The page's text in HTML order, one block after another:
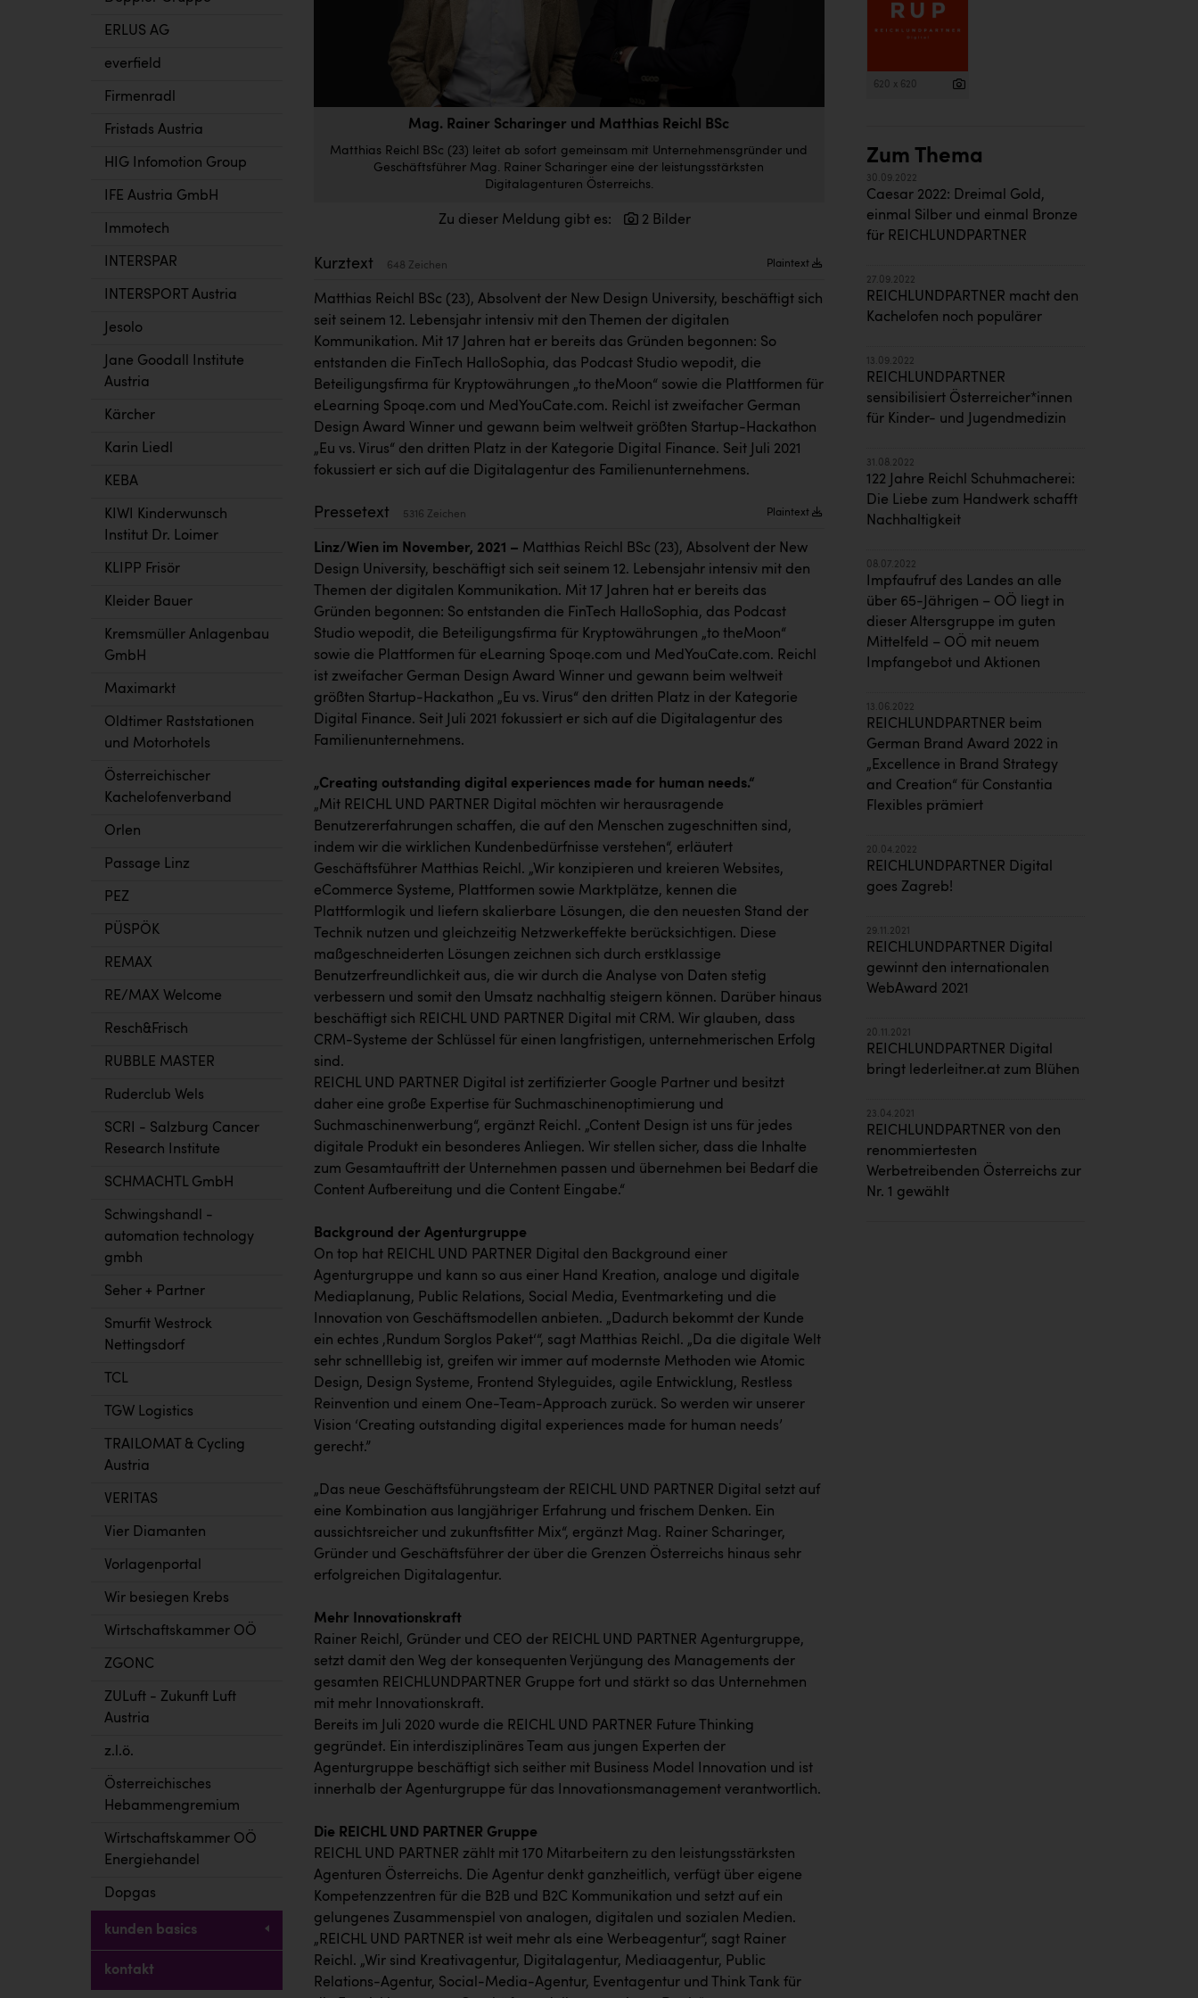
ERLUS AG
everfield
Firmenradl
Fristads Austria
HIG Infomotion Group
IFE Austria GmbH
Immotech
INTERSPAR
INTERSPORT Austria
Jesolo
Jane Goodall Institute
Austria
Kärcher
Karin Liedl
KEBA
KIWI Kinderwunsch
Institut Dr. Loimer
KLIPP Frisör
Kleider Bauer
Kremsmüller Anlagenbau
GmbH
Maximarkt
Oldtimer Raststationen
und Motorhotels
Österreichischer
Kachelofenverband
Orlen
Passage Linz
PEZ
PÜSPÖK
REMAX
RE/MAX Welcome
Resch&Frisch
RUBBLE MASTER
Ruderclub Wels
SCRI - Salzburg Cancer
Research Institute
SCHMACHTL GmbH
Schwingshandl -
automation technology
gmbh
Seher + Partner
Smurfit Westrock
Nettingsdorf
TCL
TGW Logistics
TRAILOMAT & Cycling
Austria
VERITAS
Vier Diamanten
Vorlagenportal
Wir besiegen Krebs
Wirtschaftskammer OÖ
ZGONC
ZULuft - Zukunft Luft
Austria
z.l.ö.
Österreichisches
Hebammengremium
Wirtschaftskammer OÖ
Energiehandel
Dopgas
kunden basics
kontakt
Mag. Rainer Scharinger und Matthias Reichl BSc
Matthias Reichl BSc (23) leitet ab sofort gemeinsam mit Unternehmensgründer und
Geschäftsführer Mag. Rainer Scharinger eine der leistungsstärksten
Digitalagenturen Österreichs.
Zu dieser Meldung gibt es: 2 Bilder
Kurztext 648 Zeichen Plaintext
Matthias Reichl BSc (23), Absolvent der New Design University, beschäftigt sich
seit seinem 12. Lebensjahr intensiv mit den Themen der digitalen
Kommunikation. Mit 17 Jahren hat er bereits das Gründen begonnen: So
entstanden die FinTech HalloSophia, das Podcast Studio wepodit, die
Beteiligungsfirma für Kryptowährungen „to theMoon“ sowie die Plattformen für
eLearning Spoqe.com und MedYouCate.com. Reichl ist zweifacher German
Design Award Winner und gewann beim weltweit größten Startup-Hackathon
„Eu vs. Virus“ den dritten Platz in der Kategorie Digital Finance. Seit Juli 2021
fokussiert er sich auf die Digitalagentur des Familienunternehmens.
Pressetext 5316 Zeichen Plaintext
Linz/Wien im November, 2021 – Matthias Reichl BSc (23), Absolvent der New
Design University, beschäftigt sich seit seinem 12. Lebensjahr intensiv mit den
Themen der digitalen Kommunikation. Mit 17 Jahren hat er bereits das
Gründen begonnen: So entstanden die FinTech HalloSophia, das Podcast
Studio wepodit, die Beteiligungsfirma für Kryptowährungen „to theMoon“
sowie die Plattformen für eLearning Spoqe.com und MedYouCate.com. Reichl
ist zweifacher German Design Award Winner und gewann beim weltweit
größten Startup-Hackathon „Eu vs. Virus“ den dritten Platz in der Kategorie
Digital Finance. Seit Juli 2021 fokussiert er sich auf die Digitalagentur des
Familienunternehmens.
„Creating outstanding digital experiences made for human needs.“
„Mit REICHL UND PARTNER Digital möchten wir herausragende
Benutzererfahrungen schaffen, die auf den Menschen zugeschnitten sind,
indem wir die wirklichen Kundenbedürfnisse verstehen“, erläutert
Geschäftsführer Matthias Reichl. „Wir konzipieren und kreieren Websites,
eCommerce Systeme, Plattformen sowie Marktplätze, kennen die
Plattformlogik und liefern skalierbare Lösungen, die den neuesten Stand der
Technik nutzen und gleichzeitig Netzwerkeffekte berücksichtigen. Diese
maßgeschneiderten Lösungen zeichnen sich durch erstklassige
Benutzerfreundlichkeit aus, die wir durch die Analyse von Daten stetig
verbessern und somit den Umsatz nachhaltig steigern können. Darüber hinaus
beschäftigt sich REICHL UND PARTNER Digital mit CRM. Wir glauben, dass
CRM-Systeme der Schlüssel für einen langfristigen, unternehmerischen Erfolg
sind.
REICHL UND PARTNER Digital ist zertifizierter Google Partner und besitzt
daher eine große Expertise für Suchmaschinenoptimierung und
Suchmaschinenwerbung“, ergänzt Reichl. „Content Design ist uns für jedes
digitale Produkt ein besonderes Anliegen. Wir stellen sicher, dass die Inhalte
zum Gesamtauftritt der Unternehmen passen und übernehmen bei Bedarf die
Content Aufbereitung und die Content Eingabe.“
Background der Agenturgruppe
On top hat REICHL UND PARTNER Digital den Background einer
Agenturgruppe und kann so aus einer Hand Kreation, analoge und digitale
Mediaplanung, Public Relations, Social Media, Eventmarketing und die
Innovation von Geschäftsmodellen anbieten. „Dadurch bekommt der Kunde
ein echtes ‚Rundum Sorglos Paket‘“, sagt Matthias Reichl. „Da die digitale Welt
sehr schnelllebig ist, greifen wir immer auf modernste Methoden wie Atomic
Design, Design Systeme, Frontend Styleguides, agile Entwicklung, Restless
Reinvention und einem One-Team-Approach zurück. So werden wir unserer
Vision ‘Creating outstanding digital experiences made for human needs’
gerecht.”
„Das neue Geschäftsführungsteam der REICHL UND PARTNER Digital setzt auf
eine Kombination aus langjähriger Erfahrung und frischem Denken. Ein
aussichtsreicher und zukunftsfitter Mix“, ergänzt Mag. Rainer Scharinger,
Gründer und Geschäftsführer der über die Grenzen Österreichs hinaus sehr
erfolgreichen Digitalagentur.
Mehr Innovationskraft
Rainer Reichl, Gründer und CEO der REICHL UND PARTNER Agenturgruppe,
setzt damit den Weg der konsequenten Verjüngung des Managements der
gesamten REICHLUNDPARTNER Gruppe fort und stärkt so das Unternehmen
mit mehr Innovationskraft.
Bereits im Juli 2020 wurde die REICHL UND PARTNER Future Thinking
gegründet. Ein interdisziplinäres Team aus jungen Experten der
Agenturgruppe beschäftigt sich seither mit Business Model Innovation und ist
innerhalb der Agenturgruppe für das Innovationsmanagement verantwortlich.
Die REICHL UND PARTNER Gruppe
REICHL UND PARTNER zählt mit 170 Mitarbeitern zu den leistungsstärksten
Agenturen Österreichs. Die Agentur denkt ganzheitlich, verfügt über eigene
Kompetenzzentren für die B2B und B2C Kommunikation und setzt auf ein
gelungenes Zusammenspiel von analogen, digitalen und sozialen Medien.
„REICHL UND PARTNER ist weit mehr als eine Werbeagentur“, sagt Rainer
Reichl. „Wir sind Kreativagentur, Digitalagentur, Mediaagentur, Public
Relations-Agentur, Social-Media-Agentur, Eventagentur und Think Tank für
620 x 620
Zum Thema
30.09.2022
Caesar 2022: Dreimal Gold,
einmal Silber und einmal Bronze
für REICHLUNDPARTNER
27.09.2022
REICHLUNDPARTNER macht den
Kachelofen noch populärer
13.09.2022
REICHLUNDPARTNER
sensibilisiert Österreicher*innen
für Kinder- und Jugendmedizin
31.08.2022
122 Jahre Reichl Schuhmacherei:
Die Liebe zum Handwerk schafft
Nachhaltigkeit
08.07.2022
Impfaufruf des Landes an alle
über 65-Jährigen – OÖ liegt in
dieser Altersgruppe im guten
Mittelfeld – OÖ mit neuem
Impfangebot und Aktionen
13.06.2022
REICHLUNDPARTNER beim
German Brand Award 2022 in
„Excellence in Brand Strategy
and Creation“ für Constantia
Flexibles prämiert
20.04.2022
REICHLUNDPARTNER Digital
goes Zagreb!
29.11.2021
REICHLUNDPARTNER Digital
gewinnt den internationalen
WebAward 2021
20.11.2021
REICHLUNDPARTNER Digital
bringt lederleitner.at zum Blühen
23.04.2021
REICHLUNDPARTNER von den
renommiertesten
Werbetreibenden Österreichs zur
Nr. 1 gewählt